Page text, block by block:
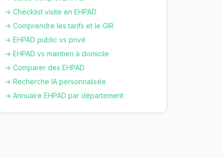
→ Checklist visite en EHPAD
→ Comprendre les tarifs et le GIR
→ EHPAD public vs privé
→ EHPAD vs maintien à domicile
→ Comparer des EHPAD
→ Recherche IA personnalisée
→ Annuaire EHPAD par département